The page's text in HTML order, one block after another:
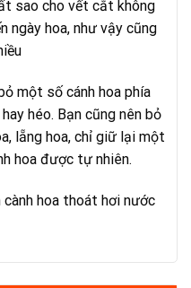
sao cho vết cắt không
ngày hoa, như vậy cũng
một số cánh hoa phía
héo. Bạn cũng nên bỏ
lẵng hoa, chỉ giữ lại một
hoa được tự nhiên.
cành hoa thoát hơi nước